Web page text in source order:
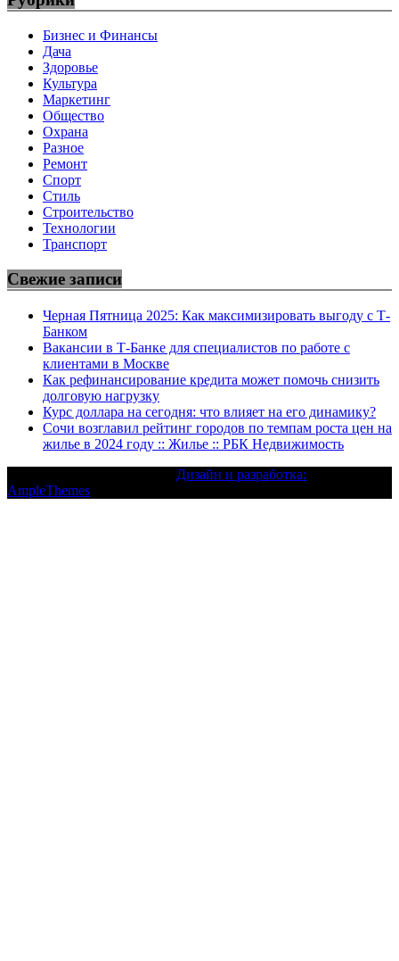
Бизнес и Финансы
Дача
Здоровье
Культура
Маркетинг
Общество
Охрана
Разное
Ремонт
Спорт
Стиль
Строительство
Технологии
Транспорт
Свежие записи
Черная Пятница 2025: Как максимизировать выгоду с Т-
Банком
Вакансии в Т-Банке для специалистов по работе с
клиентами в Москве
Как рефинансирование кредита может помочь снизить
долговую нагрузку
Курс доллара на сегодня: что влияет на его динамику?
Сочи возглавил рейтинг городов по темпам роста цен на
жилье в 2024 году :: Жилье :: РБК Недвижимость
Дизайн и разработка:
AmpleThemes